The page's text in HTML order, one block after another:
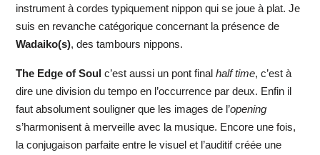
instrument à cordes typiquement nippon qui se joue à plat. Je
suis en revanche catégorique concernant la présence de
Wadaiko(s), des tambours nippons.
The Edge of Soulc’est aussi un pont final half time, c’est à
dire une division du tempo en l’occurrence par deux. Enfin il
faut absolument souligner que les images de l’opening
s’harmonisent à merveille avec la musique. Encore une fois,
la conjugaison parfaite entre le visuel et l’auditif créée une